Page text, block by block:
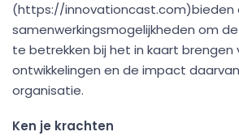
(https://innovationcast.com)bieden
samenwerkingsmogelijkheden om
te betrekken bij het in kaart brengen
ontwikkelingen en de impact
organisatie.
Ken je krachten